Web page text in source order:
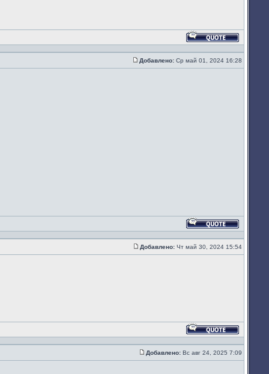
Ответить
с
цитатой
Сообщение
Добавлено: Ср май 01, 2024 16:28
Ответить
с
цитатой
Сообщение
Добавлено: Чт май 30, 2024 15:54
Ответить
с
цитатой
Сообщение
Добавлено: Вс авг 24, 2025 7:09